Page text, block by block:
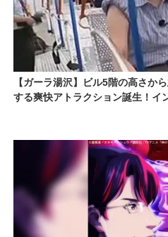
【ガーラ湯沢】ビル5階の高さか
する爽快アトラクション誕生！イ